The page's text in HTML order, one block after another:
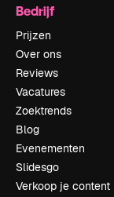
Bedrijf
Prijzen
Over ons
Reviews
Vacatures
Zoektrends
Blog
Evenementen
Slidesgo
Verkoop je content